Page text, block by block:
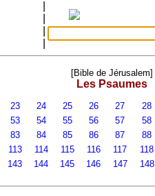
[Bible de Jérusalem]
Les Psaumes
23 24 25 26 27 28
53 54 55 56 57 58
83 84 85 86 87 88
113 114 115 116 117 118
143 144 145 146 147 148